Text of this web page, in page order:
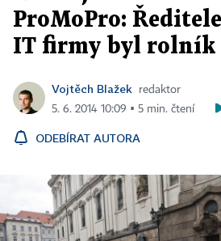
ProMoPro:
IT firmy byl rolník
Vojtěch Blažek
redaktor
5. 6. 2014 10:09 ▪ 5 min. čtení
ODEBÍRAT AUTORA